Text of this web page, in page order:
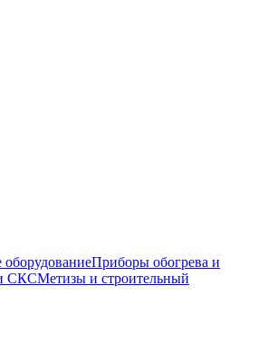
Приборы обогрева и
СКСМетизы и строительный